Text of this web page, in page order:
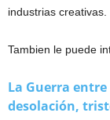
industrias creativas.
Tambien le puede
La Guerra
desolación,